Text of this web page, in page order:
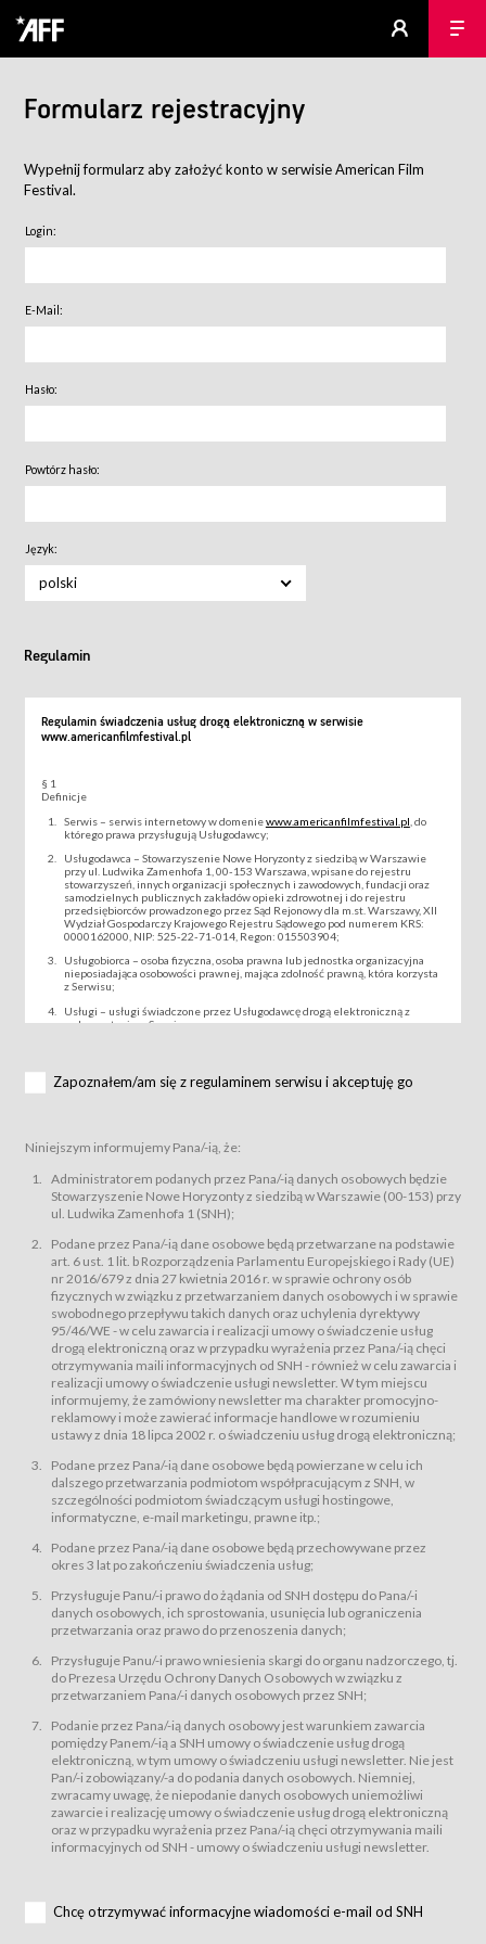
Formularz rejestracyjny
Wypełnij formularz aby założyć konto w serwisie American Film
Festival.
Login:
E-Mail:
Hasło:
Powtórz hasło:
Język:
polski
Regulamin
Regulamin świadczenia usług drogą elektroniczną w serwisie
www.americanfilmfestival.pl
§ 1
Definicje
Serwis – serwis internetowy w domeniewww.americanfilmfestival.pl , do
którego prawa przysługują Usługodawcy;
Usługodawca – Stowarzyszenie Nowe Horyzonty z siedzibą w Warszawie
przy ul. Ludwika Zamenhofa 1, 00-153 Warszawa, wpisane do rejestru
stowarzyszeń, innych organizacji społecznych i zawodowych, fundacji oraz
samodzielnych publicznych zakładów opieki zdrowotnej i do rejestru
przedsiębiorców prowadzonego przez Sąd Rejonowy dla m.st. Warszawy, XII
Wydział Gospodarczy Krajowego Rejestru Sądowego pod numerem KRS:
0000162000, NIP: 525-22-71-014, Regon: 015503904;
Usługobiorca – osoba fizyczna, osoba prawna lub jednostka organizacyjna
nieposiadająca osobowości prawnej, mająca zdolność prawną, która korzysta
z Serwisu;
Usługi – usługi świadczone przez Usługodawcę drogą elektroniczną z
wykorzystaniem Serwisu;
za pośrednictwem Serwisu;
podmiotom z branży mediów i filmowej (Akredytacje);
Bilety – wybrane dokumenty potwierdzające zawarcie umowy z
Usługodawcą i uprawniające do wzięcia udziału w Wydarzeniu,
przewidziane przez Usługodawcę dla danego Wydarzenia, tj. uprawniające
do uczestnictwa w wielu albo w pojedynczych seansach filmowych,
Sklep – sklep internetowy prowadzony przez Usługodawcę w Serwisie;
Regulamin – niniejszy regulamin.
§ 2
Postanowienia ogólne
Regulamin określa zasady:
świadczenia Usługobiorcom Usług przez Usługodawcę, z
zastrzeżeniem usług, o których mowa w ust. 2 pkt. 4 i 5 poniżej, których
zasady świadczenia precyzują odrębne regulaminy,
przetwarzania przez Usługodawcę danych osobowych Usługobiorców
będących osobami fizycznymi.
świadczy Usługi drogą elektroniczną w rozumieniu ustawy z dnia 18 lipca
2002 r. o świadczeniu usług drogą elektroniczną (Dz.U. z 2002 r., Nr 144, poz.
1204, z późń. zm.). Usługi świadczone są nieodpłatnie.
usługę przeglądania i odczytywania przez Usługobiorców materiałów
zamieszczanych w Serwisie,
usługę utrzymywania konta użytkownika w Serwisie,
usługę newsletter,
usługę zawierania na odległość umów nabycia Karnetów i Biletów,
usługę zawierania na odległość umów sprzedaży w Sklepie.
dnia 18 lipca 2002 r. o świadczeniu usług drogą elektroniczną (Dz.U. z 2002
r., Nr 144, poz. 1204, z późń. zm.). Usługi świadczone są nieodpłatnie.
Na zasadach określonych w Regulaminie dostęp do Serwisu jest otwarty dla
Usługobiorca przed rozpoczęciem korzystania z Serwisu jest zobowiązany
zapoznać się z Regulaminem. Założenie konta w Serwisie oraz zamówienie
usługi newsletter za pośrednictwem przeznaczonego do tego formularza
zamieszczonego na stronach Serwisu dostępnych dla wszystkich
Usługobiorców wymaga akceptacji postanowień Regulaminu.
Usługobiorca zobowiązany jest do przestrzegania postanowień Regulaminu
od chwili rozpoczęcia korzystania z Serwisu.
Regulamin jest udostępniony Usługobiorcom nieodpłatnie za
Warunki techniczne korzystania z Usług
Zapoznałem/am się z regulaminem serwisu i akceptuję go
Niniejszym informujemy Pana/-ią, że:
Administratorem podanych przez Pana/-ią danych osobowych będzie
Stowarzyszenie Nowe Horyzonty z siedzibą w Warszawie (00-153) przy
ul. Ludwika Zamenhofa 1 (SNH);
Podane przez Pana/-ią dane osobowe będą przetwarzane na podstawie
art. 6 ust. 1 lit. b Rozporządzenia Parlamentu Europejskiego i Rady (UE)
nr 2016/679 z dnia 27 kwietnia 2016 r. w sprawie ochrony osób
fizycznych w związku z przetwarzaniem danych osobowych i w sprawie
swobodnego przepływu takich danych oraz uchylenia dyrektywy
95/46/WE - w celu zawarcia i realizacji umowy o świadczenie usług
drogą elektroniczną oraz w przypadku wyrażenia przez Pana/-ią chęci
otrzymywania maili informacyjnych od SNH - również w celu zawarcia i
realizacji umowy o świadczenie usługi newsletter. W tym miejscu
informujemy, że zamówiony newsletter ma charakter promocyjno-
reklamowy i może zawierać informacje handlowe w rozumieniu
ustawy z dnia 18 lipca 2002 r. o świadczeniu usług drogą elektroniczną;
Podane przez Pana/-ią dane osobowe będą powierzane w celu ich
dalszego przetwarzania podmiotom współpracującym z SNH, w
szczególności podmiotom świadczącym usługi hostingowe,
informatyczne, e-mail marketingu, prawne itp.;
Podane przez Pana/-ią dane osobowe będą przechowywane przez
okres 3 lat po zakończeniu świadczenia usług;
Przysługuje Panu/-i prawo do żądania od SNH dostępu do Pana/-i
danych osobowych, ich sprostowania, usunięcia lub ograniczenia
przetwarzania oraz prawo do przenoszenia danych;
Przysługuje Panu/-i prawo wniesienia skargi do organu nadzorczego, tj.
do Prezesa Urzędu Ochrony Danych Osobowych w związku z
przetwarzaniem Pana/-i danych osobowych przez SNH;
Podanie przez Pana/-ią danych osobowy jest warunkiem zawarcia
pomiędzy Panem/-ią a SNH umowy o świadczenie usług drogą
elektroniczną, w tym umowy o świadczeniu usługi newsletter. Nie jest
Pan/-i zobowiązany/-a do podania danych osobowych. Niemniej,
zwracamy uwagę, że niepodanie danych osobowych uniemożliwi
zawarcie i realizację umowy o świadczenie usług drogą elektroniczną
oraz w przypadku wyrażenia przez Pana/-ią chęci otrzymywania maili
informacyjnych od SNH - umowy o świadczeniu usługi newsletter.
Chcę otrzymywać informacyjne wiadomości e-mail od SNH